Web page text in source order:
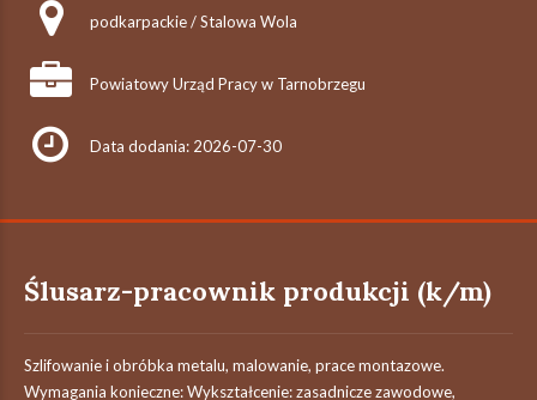
podkarpackie / Stalowa Wola
Powiatowy Urząd Pracy w Tarnobrzegu
Data dodania: 2026-07-30
Ślusarz-pracownik produkcji (k/m)
Szlifowanie i obróbka metalu, malowanie, prace montazowe.
Wymagania konieczne: Wykształcenie: zasadnicze zawodowe,